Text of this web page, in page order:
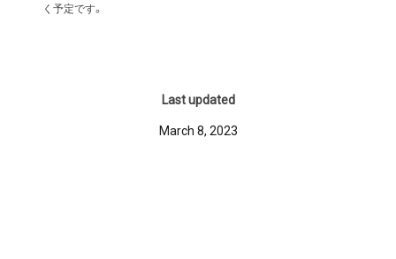
く予定です。
Last updated
March 8, 2023